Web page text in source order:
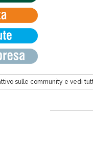
sulle community e vedi